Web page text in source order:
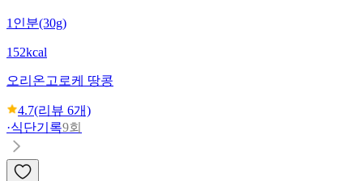
1인분(30g)
152kcal
오리온고로케 땅콩
4.7(리뷰 6개)
·식단기록9회